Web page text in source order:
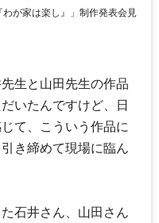
が家は楽し』」制作発表会見
生と山田先生の作品
いたんですけど、日
て、こういう作品に
き締めて現場に臨ん
石井さん、山田さん